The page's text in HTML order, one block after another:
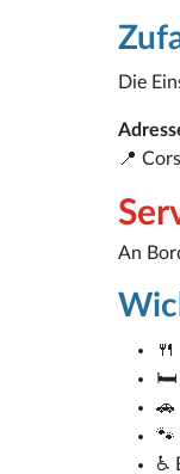
Die
📍
An
🛏️
🚗
🐾
♿